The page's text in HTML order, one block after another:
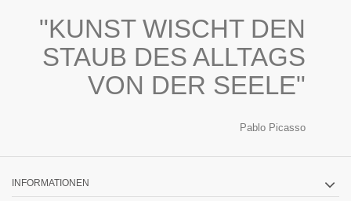
"KUNST WISCHT DEN
STAUB DES ALLTAGS
VON DER SEELE"
Pablo Picasso
INFORMATIONEN